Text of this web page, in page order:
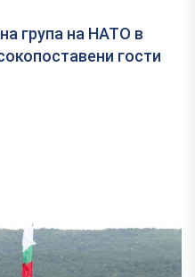
група на НАТО в
гости